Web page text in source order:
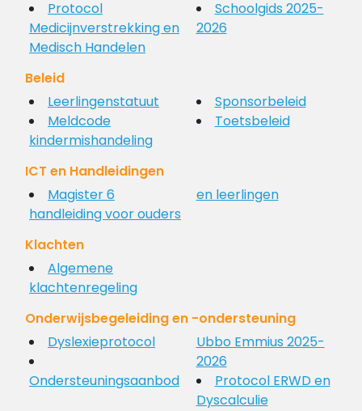
Protocol
Medicijnverstrekking en
Medisch Handelen
Schoolgids 2025-
2026
Beleid
Leerlingenstatuut
Meldcode
kindermishandeling
Sponsorbeleid
Toetsbeleid
ICT en Handleidingen
Magister 6
handleiding voor ouders
en leerlingen
Klachten
Algemene
klachtenregeling
Onderwijsbegeleiding en -ondersteuning
Dyslexieprotocol
Ondersteuningsaanbod
Ubbo Emmius 2025-
2026
Protocol ERWD en
Dyscalculie